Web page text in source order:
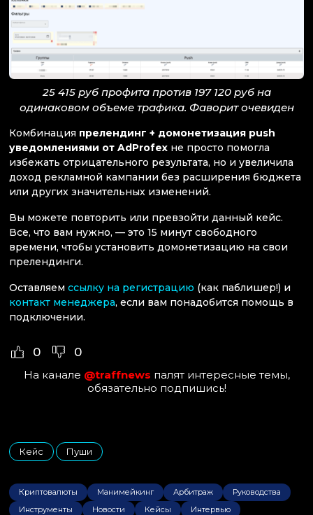
25 415 руб профита против 197 120 руб на
одинаковом объеме трафика. Фаворит очевиден
Комбинация прелендинг + домонетизация push
уведомлениями от AdProfex не просто помогла
избежать отрицательного результата, но и увеличила
доход рекламной кампании без расширения бюджета
или других значительных изменений.
Вы можете повторить или превзойти данный кейс.
Все, что вам нужно, — это 15 минут свободного
времени, чтобы установить домонетизацию на свои
прелендинги.
Оставляем ссылку на регистрацию (как паблишер!) и
контакт менеджера, если вам понадобится помощь в
подключении.
0 0
На канале @traffnews палят интересные темы,
обязательно подпишись!
Кейс
,
Пуши
Криптовалюты Манимейкинг Арбитраж
Руководства
Инструменты
Новости Кейсы Интервью